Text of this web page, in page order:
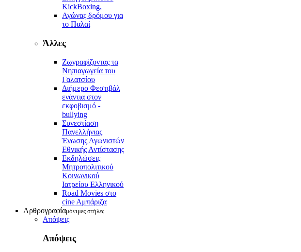
KickBoxing,
Αγώνας δρόμου για
το Παλαί
Άλλες
Ζωγραφίζοντας τα
Νηπιαγωγεία του
Γαλατσίου
Διήμερο Φεστιβάλ
ενάντια στον
εκφοβισμό -
bullying
Συνεστίαση
Πανελλήνιας
Ένωσης Αγωνιστών
Εθνικής Αντίστασης
Εκδηλώσεις
Μητροπολιτικού
Κοινωνικού
Ιατρείου Ελληνικού
Road Movies στο
cine Aμπάριζα
Αρθρογραφίαμόνιμες στήλες
Απόψεις
Απόψεις